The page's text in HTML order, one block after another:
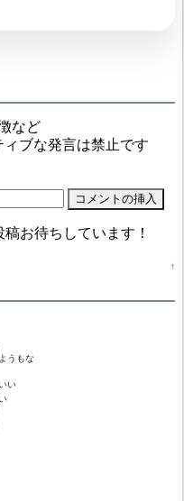
など
ブな発言は禁止です
お待ちしています！
↑
うもな
い